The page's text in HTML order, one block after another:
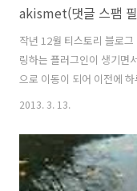
작년 12월 티스토리 블로
링하는 플러그인이 생기면
으로 이동이 되어 이전에
이 어느정도 해소가 되었
래도 꼬박꼬박 찾아와 주
는데 어느날 부터 이웃 한
글을 달려고 하면 차단이
2013. 3. 13.